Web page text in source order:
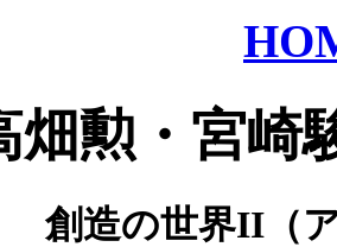
畑勲・宮
創造の世界II（